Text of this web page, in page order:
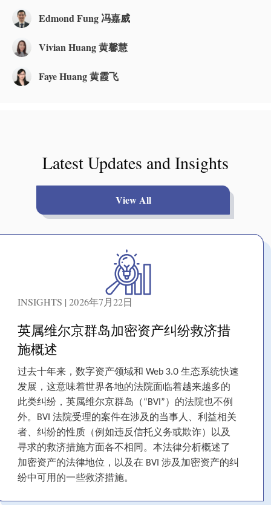
Edmond Fung 冯嘉威
Vivian Huang 黄馨慧
Faye Huang 黄霞飞
Latest Updates and Insights
View All
INSIGHTS | 2026年7月22日
英属维尔京群岛加密资产纠纷救济措
施概述
过去十年来，数字资产领域和 Web 3.0 生态系统快速
发展，这意味着世界各地的法院面临着越来越多的
此类纠纷，英属维尔京群岛（“BVI”）的法院也不例
外。BVI 法院受理的案件在涉及的当事人、利益相关
者、纠纷的性质（例如违反信托义务或欺诈）以及
寻求的救济措施方面各不相同。本法律分析概述了
加密资产的法律地位，以及在 BVI 涉及加密资产的纠
纷中可用的一些救济措施。